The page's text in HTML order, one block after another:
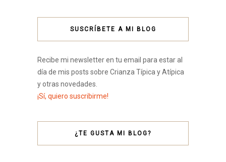
SUSCRÍBETE A MI BLOG
Recibe mi newsletter en tu email para estar al
día de mis posts sobre Crianza Típica y Atípica
y otras novedades.
¡Sí, quiero suscribirme!
¿TE GUSTA MI BLOG?